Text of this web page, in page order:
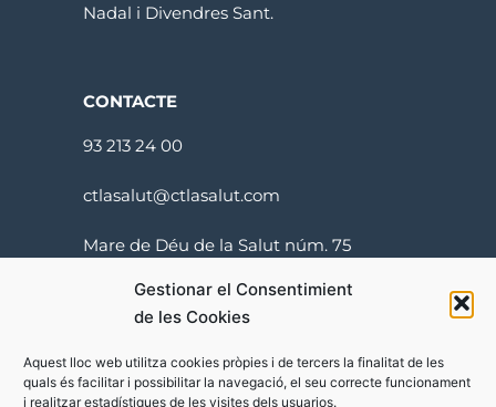
Gestionar el Consentimient
de les Cookies
Aquest lloc web utilitza cookies pròpies i de tercers la finalitat de les
quals és facilitar i possibilitar la navegació, el seu correcte funcionament
i realitzar estadístiques de les visites dels usuarios.
Nadal i Divendres Sant.
CONTACTE
93 213 24 00
ctlasalut@ctlasalut.com
Mare de Déu de la Salut núm. 75